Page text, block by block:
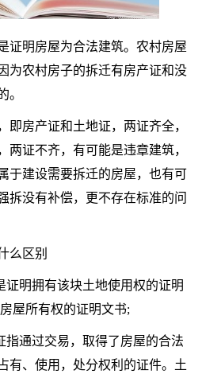
证明房屋为合法建筑。农村房屋
为农村房子的拆迁有房产证和没
。
即房产证和土地证，两证齐全，
两证不齐，有可能是违章建筑，
于建设需要拆迁的房屋，也有可
拆没有补偿，更不存在标准的问
么区别
证明拥有该块土地使用权的证明
屋所有权的证明文书;
指通过交易，取得了房屋的合法
有、使用，处分权利的证件。土